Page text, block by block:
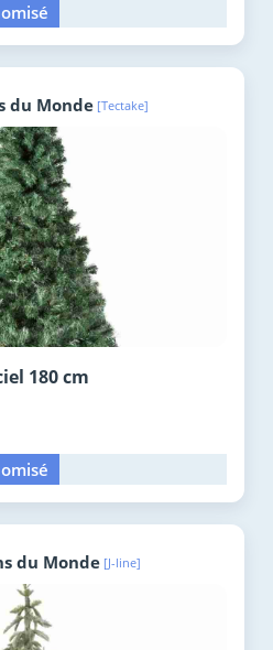
du Monde [Tectake]
180 cm
du Monde [J-line]